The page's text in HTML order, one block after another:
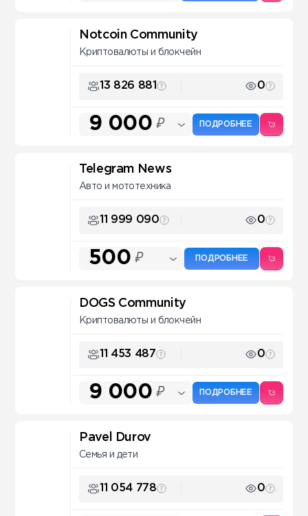
Notcoin Community
Криптовалюты и блокчейн
13 826 881 0
9 000 ₽ ПОДРОБНЕЕ
Telegram News
Авто и мототехника
11 999 090 0
500 ₽ ПОДРОБНЕЕ
DOGS Community
Криптовалюты и блокчейн
11 453 487 0
9 000 ₽ ПОДРОБНЕЕ
Pavel Durov
Семья и дети
11 054 778 0